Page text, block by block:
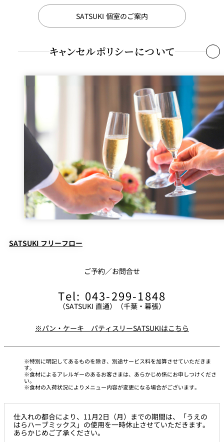
キッズプレートデラックス￥3,500コース
（ 6～12歳向け）
リンゴジュース 又は オレンジジュース
コーンスープ
----------キッズプレート----------
煮込みハンバーグ
鶏の唐揚げ
海老フライ
チキンライス
温野菜
バニラアイスクリーム
SATSUKI 個室のご案内
キャンセルポリシーについて
当
前日
4日前
10日前
契約申
人数
0
50% - - -
50% 30% 20% -
21名さ
ま以上
10
0
%
50% 30% 20% 10%
%はお見積り総額に対する取消料の比率です。
ご予約人数分を申し受けます。
台風、地震、公共交通機関の大規模運休など、当店がやむを得ない
SATSUKI フリーフロー
ご予約／お問合せ
Tel: 043-299-1848
（SATSUKI 直通）（千葉・幕張）
※パン・ケーキ パティスリーSATSUKIはこちら
特別に明記してあるものを除き、別途サービス料を加算させていただきま
す。
食材によるアレルギーのあるお客さまは、あらかじめ係にお申しつけくださ
い。
食材の入荷状況によりメニュー内容が変更になる場合がございます。
仕入れの都合により、11月2日（月）までの期間は、「うえの
はらハーブミックス」の使用を一時休止させていただきます。
あらかじめご了承ください。